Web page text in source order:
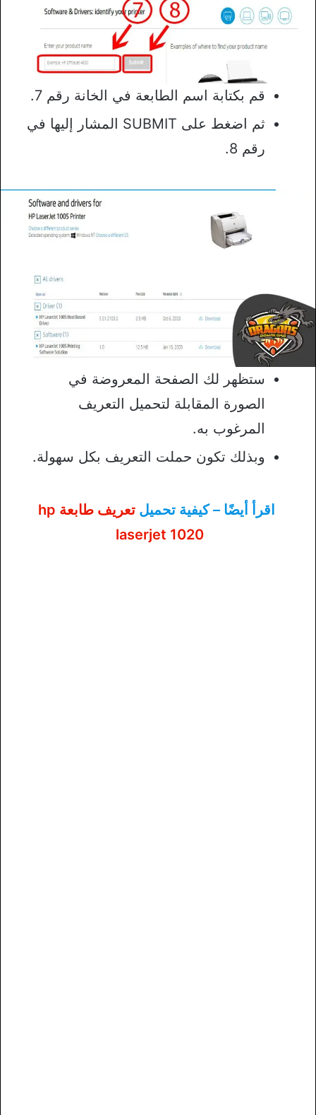
قم بكتابة اسم الطابعة في الخانة رقم 7.
ثم اضغط على SUBMIT المشار إليها في
رقم 8.
ستظهر لك الصفحة المعروضة في
الصورة المقابلة لتحميل التعريف
المرغوب به.
وبذلك تكون حملت التعريف بكل سهولة.
اقرأ أيضًا – كيفية تحميل
تعريف طابعة hp
laserjet 1020